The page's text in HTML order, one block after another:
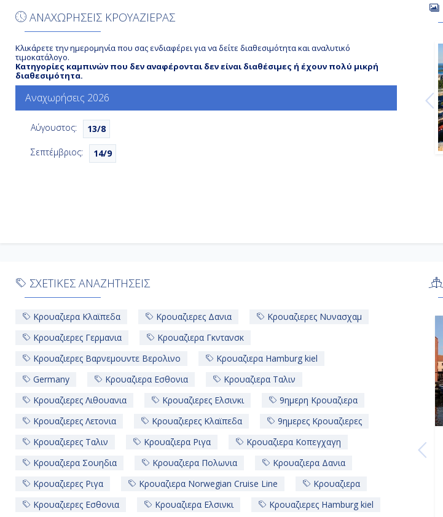
ΑΝΑΧΩΡΗΣΕΙΣ ΚΡΟΥΑΖΙΕΡΑΣ
Κλικάρετε την ημερομηνία που σας ενδιαφέρει για να δείτε διαθεσιμότητα και αναλυτικό
τιμοκατάλογο.
Κατηγορίες καμπινών που δεν αναφέρονται δεν είναι διαθέσιμες ή έχουν πολύ μικρή
διαθεσιμότητα.
Αναχωρήσεις 2026
Αύγουστος:
13/8
Σεπτέμβριος:
14/9
ΣΧΕΤΙΚΕΣ ΑΝΑΖΗΤΗΣΕΙΣ
Κρουαζιερα Κλαϊπεδα Κρουαζιερες Δανια
Κρουαζιερες Νυνασχαμ
Κρουαζιερες Γερμανια
Κρουαζιερα Γκντανσκ
Κρουαζιερες Βαρνεμουντε Βερολινο
Κρουαζιερα Hamburg kiel
Germany
Κρουαζιερα Εσθονια
Κρουαζιερα Ταλιν
Κρουαζιερες Λιθουανια
Κρουαζιερες Ελσινκι
9ημερη Κρουαζιερα
Κρουαζιερες Λετονια
Κρουαζιερες Κλαϊπεδα
9ημερες Κρουαζιερες
Κρουαζιερες Ταλιν
Κρουαζιερα Ριγα
Κρουαζιερα Κοπεγχαγη
Κρουαζιερα Σουηδια
Κρουαζιερα Πολωνια
Κρουαζιερα Δανια
Κρουαζιερες Ριγα
Κρουαζιερα Norwegian Cruise Line
Κρουαζιερα
Κρουαζιερες Εσθονια
Κρουαζιερα Ελσινκι
Κρουαζιερες Hamburg kiel